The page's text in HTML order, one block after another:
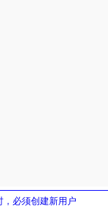
，必须创建新用户